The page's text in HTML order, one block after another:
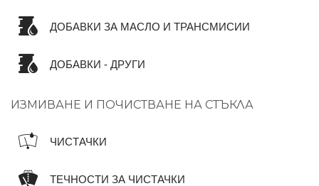
ДОБАВКИ ЗА МАСЛО И ТРАНСМИСИИ
ДОБАВКИ - ДРУГИ
ИЗМИВАНЕ И ПОЧИСТВАНЕ НА СТЪКЛА
ЧИСТАЧКИ
ТЕЧНОСТИ ЗА ЧИСТАЧКИ